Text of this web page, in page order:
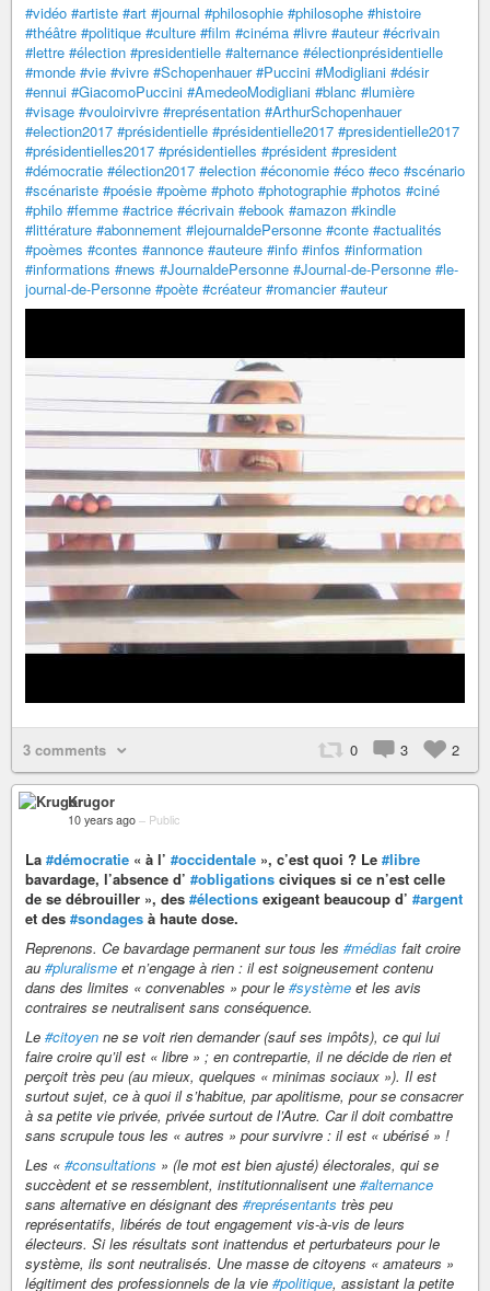
#vidéo #artiste #art #journal #philosophie #philosophe #histoire
#théâtre #politique #culture #film #cinéma #livre #auteur #écrivain
#lettre #élection #presidentielle #alternance #électionprésidentielle
#monde #vie #vivre #Schopenhauer #Puccini #Modigliani #désir
#ennui #GiacomoPuccini #AmedeoModigliani #blanc #lumière
#visage #vouloirvivre #représentation #ArthurSchopenhauer
#election2017 #présidentielle #présidentielle2017 #presidentielle2017
#présidentielles2017 #présidentielles #président #president
#démocratie #élection2017 #election #économie #éco #eco #scénario
#scénariste #poésie #poème #photo #photographie #photos #ciné
#philo #femme #actrice #écrivain #ebook #amazon #kindle
#littérature #abonnement #lejournaldePersonne #conte #actualités
#poèmes #contes #annonce #auteure #info #infos #information
#informations #news #JournaldePersonne #Journal-de-Personne #le-
journal-de-Personne #poète #créateur #romancier #auteur
3 comments 0 3 2
Krugor
10 years ago – Public
La #démocratie « à l’ #occidentale », c’est quoi ? Le #libre
bavardage, l’absence d’ #obligations civiques si ce n’est celle
de se débrouiller », des #élections exigeant beaucoup d’ #argent
et des #sondages à haute dose.
Reprenons. Ce bavardage permanent sur tous les #médias fait croire
au #pluralisme et n’engage à rien : il est soigneusement contenu
dans des limites « convenables » pour le #système et les avis
contraires se neutralisent sans conséquence.
Le #citoyen ne se voit rien demander (sauf ses impôts), ce qui lui
faire croire qu’il est « libre » ; en contrepartie, il ne décide de rien et
perçoit très peu (au mieux, quelques « minimas sociaux »). Il est
surtout sujet, ce à quoi il s’habitue, par apolitisme, pour se consacrer
à sa petite vie privée, privée surtout de l’Autre. Car il doit combattre
sans scrupule tous les « autres » pour survivre : il est « ubérisé » !
Les « #consultations » (le mot est bien ajusté) électorales, qui se
succèdent et se ressemblent, institutionnalisent une #alternance
sans alternative en désignant des #représentants très peu
représentatifs, libérés de tout engagement vis-à-vis de leurs
électeurs. Si les résultats sont inattendus et perturbateurs pour le
système, ils sont neutralisés. Une masse de citoyens « amateurs »
légitiment des professionnels de la vie #politique, assistant la petite